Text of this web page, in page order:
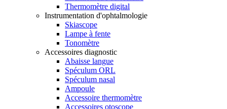
Thermomètre digital
Instrumentation d'ophtalmologie
Skiascope
Lampe à fente
Tonomètre
Accessoires diagnostic
Abaisse langue
Spéculum ORL
Spéculum nasal
Ampoule
Accessoire thermomètre
Accessoires otoscope